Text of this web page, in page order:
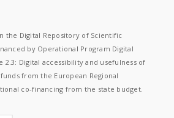
the Digital Repository of Scientific
by Operational Program Digital
2.3: Digital accessibility and usefulness of
from the European Regional
co-financing from the state budget.